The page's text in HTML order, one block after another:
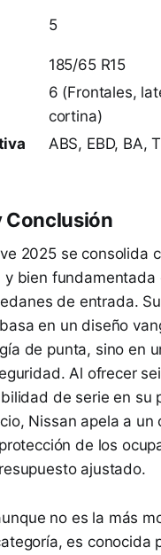
5
185/65 R15
6 (Frontales,
cortina)
ABS, EBD, BA,
Conclusión
2025 se consolida
y bien fundamentada
de entrada.
en un diseño
de punta, sino en
Al ofrecer
de serie en su
Nissan apela a un
de los
ajustado.
no es la más
es conocida